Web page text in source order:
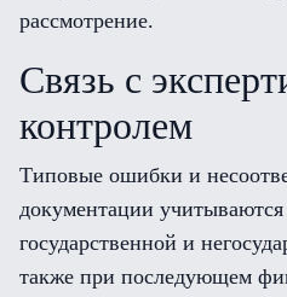
рассмотрение.
Связь с
контролем
Типовые ошибки и
документации
государственной и
также при последующем